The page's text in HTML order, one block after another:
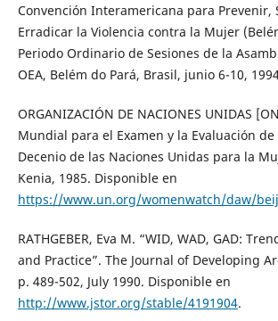
Convención Interamericana para Prevenir,
Erradicar la Violencia contra la Mujer
Periodo Ordinario de Sesiones de la
OEA, Belém do Pará, Brasil, junio 6-10,
ORGANIZACIÓN DE NACIONES UNIDAS
Mundial para el Examen y la Evaluación
Decenio de las Naciones Unidas para la
Kenia, 1985. Disponible en
https://www.un.org/womenwatch/daw/
RATHGEBER, Eva M. “WID, WAD, GAD:
and Practice”. The Journal of Developing
p. 489-502, July 1990. Disponible en
http://www.jstor.org/stable/4191904.